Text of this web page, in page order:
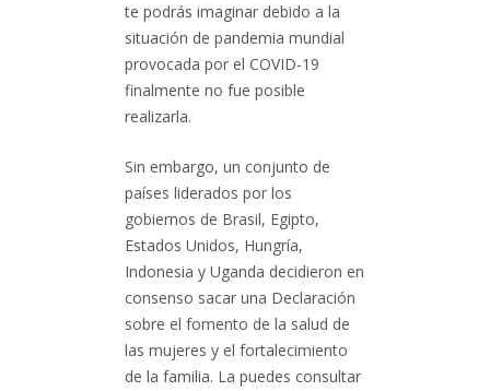
te podrás imaginar debido a la
situación de pandemia mundial
provocada por el COVID-19
finalmente no fue posible
realizarla.
Sin embargo, un conjunto de
países liderados por los
gobiernos de Brasil, Egipto,
Estados Unidos, Hungría,
Indonesia y Uganda decidieron en
consenso sacar una Declaración
sobre el fomento de la salud de
las mujeres y el fortalecimiento
de la familia. La puedes consultar